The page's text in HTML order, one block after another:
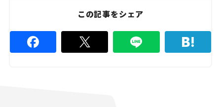
%
この記事をシェア